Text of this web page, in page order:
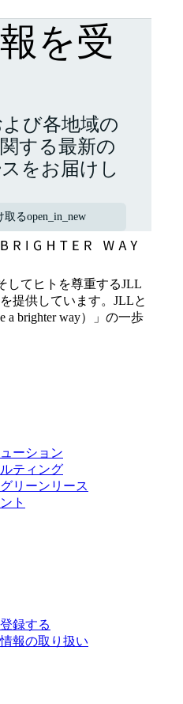
を受
び各地域の
する最新の
をお届けし
取るopen_in_new
してヒトを尊重するJLL
提供しています。JLLと
a brighter way）」の一歩
ーション
ティング
リーンリース
ト
録する
報の取り扱い